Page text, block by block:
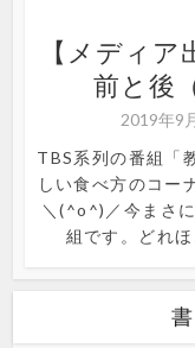
【メディ
前と後
2019年9
TBS系列の番組「
しい食べ方のコー
＼(^o^)／今まさ
組です。どれ